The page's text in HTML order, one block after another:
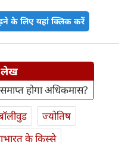
के लिए यहां क्लिक करें
लेख
होगा अधिकमास?
ज्योतिष
के किस्से